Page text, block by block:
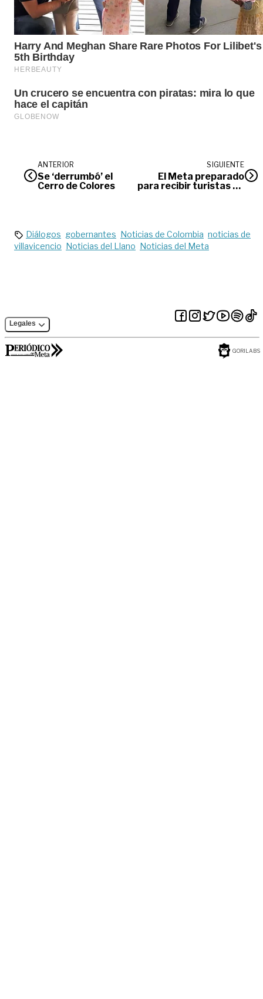
ANTERIOR
Se ‘derrumbó’ el
Cerro de Colores
SIGUIENTE
El Meta preparado
para recibir turistas en
Diálogos gobernantes Noticias de Colombia noticias de
villavicencio Noticias del Llano Noticias del Meta
Legales
GORILABS